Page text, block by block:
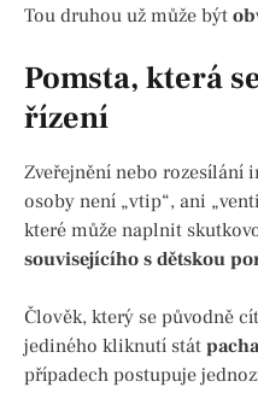
Tou druhou už může být
Pomsta, která
řízení
Zveřejnění nebo
osoby není „vtip“, ani
které může naplnit
souvisejícího s dětskou
Člověk, který se původně
jediného kliknutí stát
případech postupuje